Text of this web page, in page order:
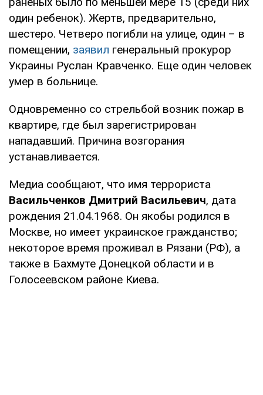
один ребенок). Жертв, предварительно,
шестеро. Четверо погибли на улице, один – в
помещении, заявил генеральный прокурор
Украины Руслан Кравченко. Еще один человек
умер в больнице.
Одновременно со стрельбой возник пожар в
квартире, где был зарегистрирован
нападавший. Причина возгорания
устанавливается.
Медиа сообщают, что имя террориста
Васильченков Дмитрий Васильевич, дата
рождения 21.04.1968. Он якобы родился в
Москве, но имеет украинское гражданство;
некоторое время проживал в Рязани (РФ), а
также в Бахмуте Донецкой области и в
Голосеевском районе Киева.